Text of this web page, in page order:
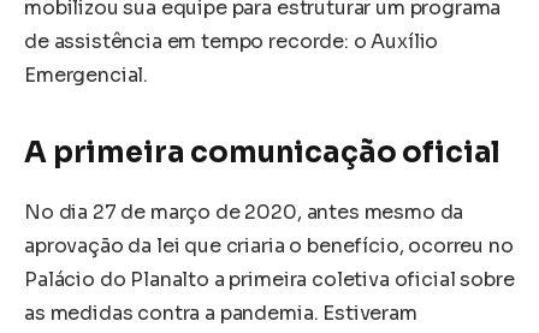
mobilizou sua equipe para estruturar um programa
de assistência em tempo recorde: o Auxílio
Emergencial.
A primeira comunicação oficial
No dia 27 de março de 2020, antes mesmo da
aprovação da lei que criaria o benefício, ocorreu no
Palácio do Planalto a primeira coletiva oficial sobre
as medidas contra a pandemia. Estiveram